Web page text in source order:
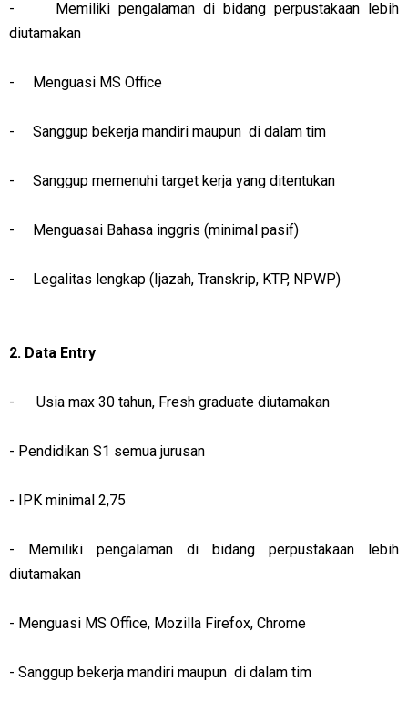
- Memiliki pengalaman di bidang perpustakaan lebih
diutamakan
- Menguasi MS Office
- Sanggup bekerja mandiri maupun di dalam tim
- Sanggup memenuhi target kerja yang ditentukan
- Menguasai Bahasa inggris (minimal pasif)
- Legalitas lengkap (Ijazah, Transkrip, KTP, NPWP)
2. Data Entry
- Usia max 30 tahun, Fresh graduate diutamakan
- Pendidikan S1 semua jurusan
- IPK minimal 2,75
-
Memiliki pengalaman di bidang perpustakaan lebih
diutamakan
- Menguasi MS Office, Mozilla Firefox, Chrome
- Sanggup bekerja mandiri maupun di dalam tim